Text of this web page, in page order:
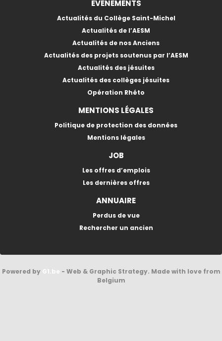
EVÉNEMENTS
Actualités du Collège Saint-Michel
Actualités de l’AESM
Actualités de nos Anciens
Actualités des projets soutenus par l’AESM
Actualités des jésuites
Actualités des collèges jésuites
Opération Rhéto
MENTIONS LÉGALES
Politique de protection des données
Mentions légales
JOB
Les offres d’emplois
Les dernières offres
ANNUAIRE
Perdus de vue
Rechercher un ancien
Powered by G1.be - Web & Graphic Strategy. Made with love from
Belgium